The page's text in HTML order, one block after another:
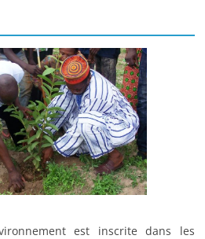
est inscrite dans les